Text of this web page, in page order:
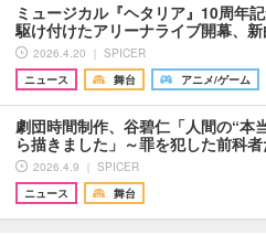
ミュージカル『ヘタリア』10周年
駆け付けたアリーナライブ開幕、
2026.4.20 ｜ SPICER
ニュース
舞台 アニメ/ゲーム
劇団時間制作、谷碧仁「人間の“本
ら描きました」～罪を犯した前科
2026.4.9 ｜ SPICER
ニュース
舞台